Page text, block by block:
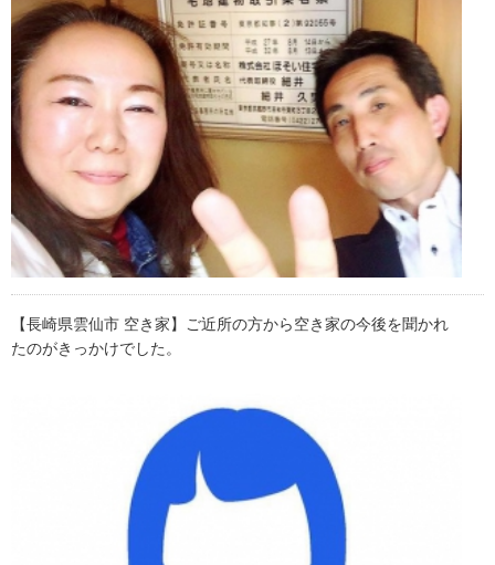
【長崎県雲仙市 空き家】ご近所の方から空き家の今後を聞かれ
たのがきっかけでした。